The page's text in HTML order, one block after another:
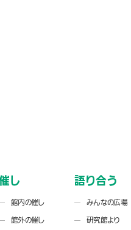
し
館内の催し
館外の催し
語り合う
みんなの広場
研究館より